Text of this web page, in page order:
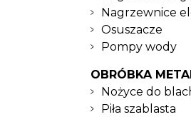
Nagrzewnice
Osuszacze
Pompy wody
OBRÓBKA
Nożyce do
Piła szablasta